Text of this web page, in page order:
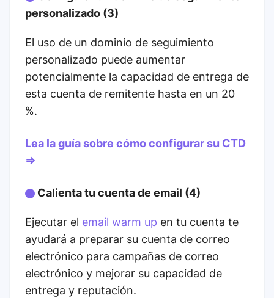
personalizado (3)
El uso de un dominio de seguimiento
personalizado puede aumentar
potencialmente la capacidad de entrega de
esta cuenta de remitente hasta en un 20
%.
Lea la guía sobre cómo configurar su CTD
⇒
Calienta tu cuenta de email (4)
Ejecutar el email warm up en tu cuenta te
ayudará a preparar su cuenta de correo
electrónico para campañas de correo
electrónico y mejorar su capacidad de
entrega y reputación.